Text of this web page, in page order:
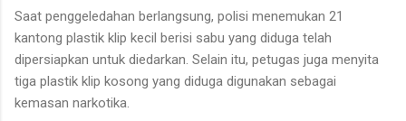
Saat penggeledahan berlangsung, polisi menemukan 21
kantong plastik klip kecil berisi sabu yang diduga telah
dipersiapkan untuk diedarkan. Selain itu, petugas juga menyita
tiga plastik klip kosong yang diduga digunakan sebagai
kemasan narkotika.